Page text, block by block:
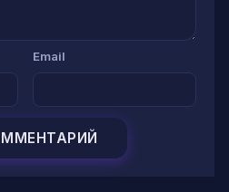
Email